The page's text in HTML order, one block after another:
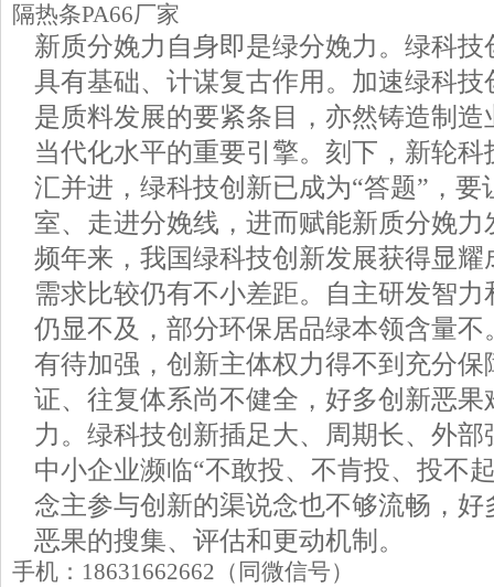
隔热条PA66厂家
新质分娩力自身即是绿分娩力。绿科
具有基础、计谋复古作用。加速绿科
是质料发展的要紧条目，亦然铸造制
当代化水平的重要引擎。刻下，新轮
汇并进，绿科技创新已成为“答题”，要
室、走进分娩线，进而赋能新质分娩力
频年来，我国绿科技创新发展获得显
需求比较仍有不小差距。自主研发智
仍显不及，部分环保居品绿本领含量
有待加强，创新主体权力得不到充分
证、往复体系尚不健全，好多创新恶
力。绿科技创新插足大、周期长、外
中小企业濒临“不敢投、不肯投、投不
念主参与创新的渠说念也不够流畅，
恶果的搜集、评估和更动机制。
手机：18631662662（同微信号）